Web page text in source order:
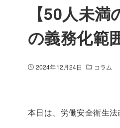
【50人未
の義務化範
2024年12月24日 コラム
本日は、労働安全衛生